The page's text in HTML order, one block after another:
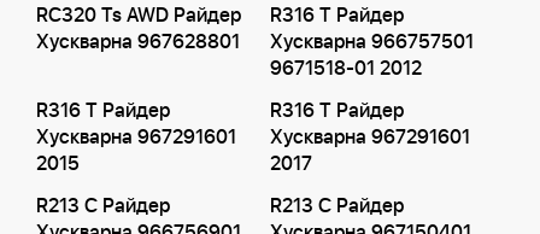
RC320 Ts AWD Райдер
Хускварна 967628801
R316 T Райдер
Хускварна 966757501
9671518-01 2012
R316 T Райдер
Хускварна 967291601
2015
R316 T Райдер
Хускварна 967291601
2017
R213 C Райдер
R213 C Райдер